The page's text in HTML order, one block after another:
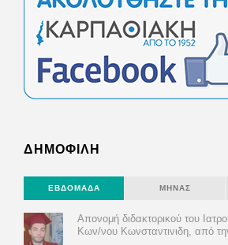
ΔΗΜΟΦΙΛΗ
ΕΒΔΟΜΆΔΑ ΜΉΝΑΣ
Απονομή διδακτορικού του
Κων/νου Κωνσταντινιδη, από